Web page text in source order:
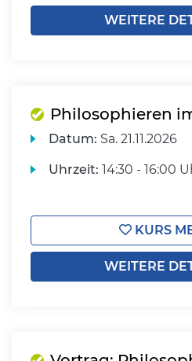
WEITERE
Philosophieren
Datum: Sa. 21.11.2026
Uhrzeit: 14:30 - 16:00
KURS
WEITERE